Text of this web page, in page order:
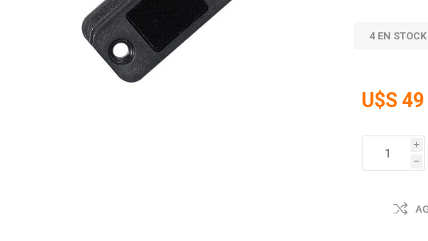
4 EN STOCK
U$S 49
i
h